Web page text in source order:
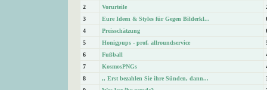
2
Vorurteile
3
Eure Ideen & Styles für Gegen Bilderkl...
4
Preisschätzung
5
Honigpups - prof. allroundservice
6
Fußball
7
KosmosPNGs
8
,, Erst bezahlen Sie ihre Sünden, dann...